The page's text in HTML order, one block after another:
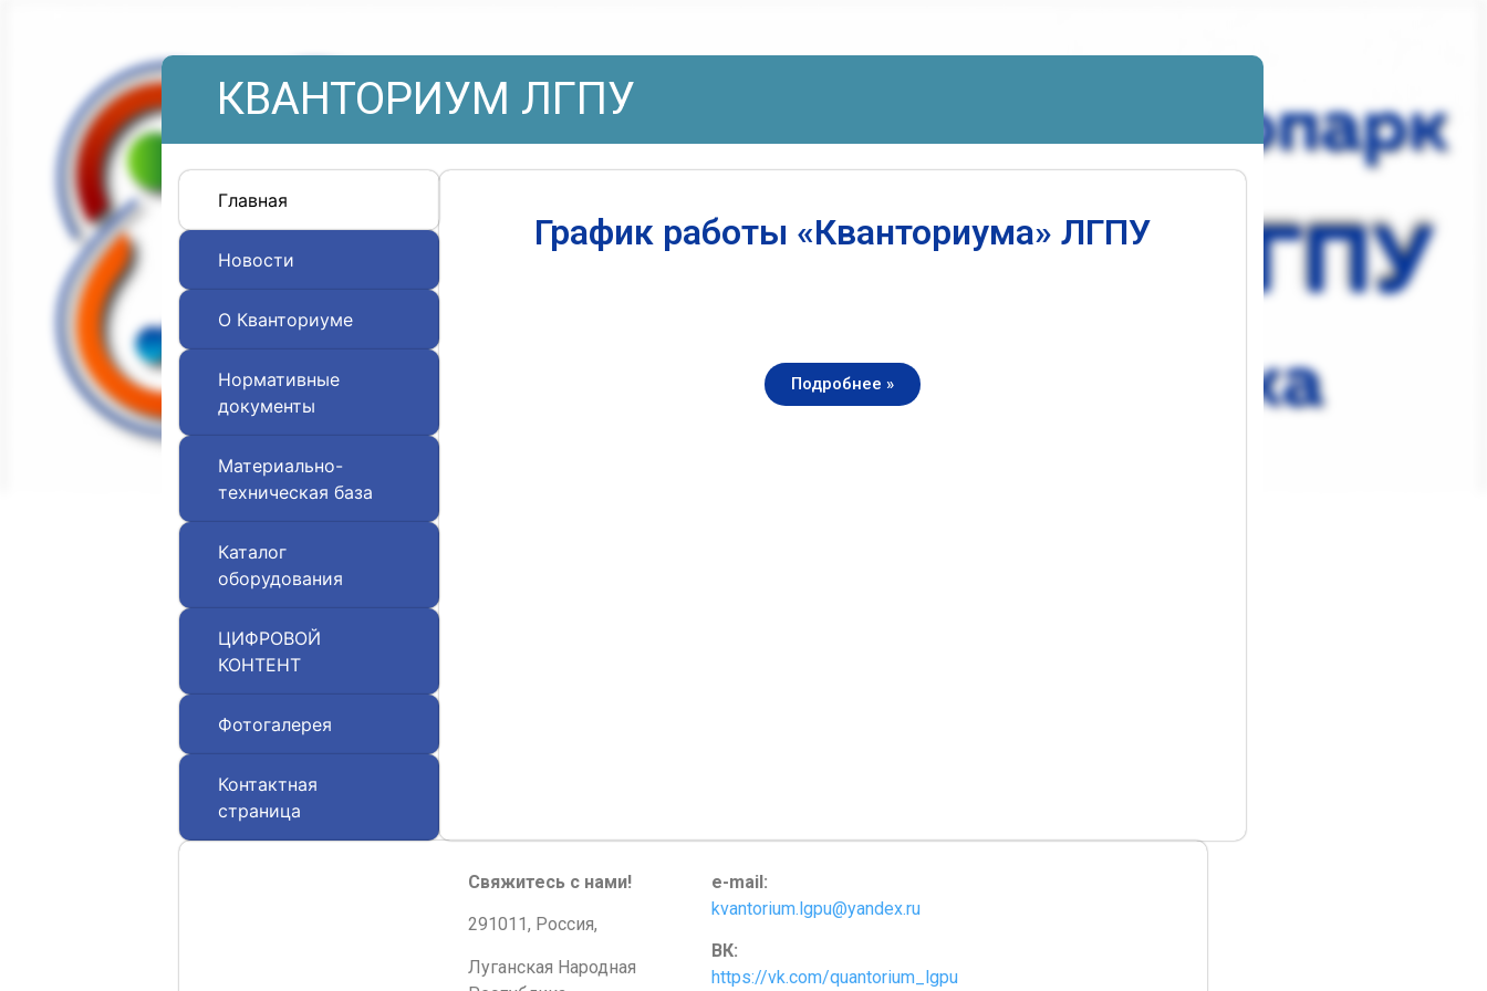
КВАНТОРИУМ ЛГПУ
Главная
Новости
О Кванториуме
Нормативные
документы
Материально-
техническая база
Каталог
оборудования
ЦИФРОВОЙ
КОНТЕНТ
Фотогалерея
Контактная
страница
График работы «Кванториума» ЛГПУ
Подробнее »
Свяжитесь с нами!
291011, Россия,
Луганская Народная
e-mail:
kvantorium.lgpu@yandex.ru
ВК:
https://vk.com/quantorium_lgpu